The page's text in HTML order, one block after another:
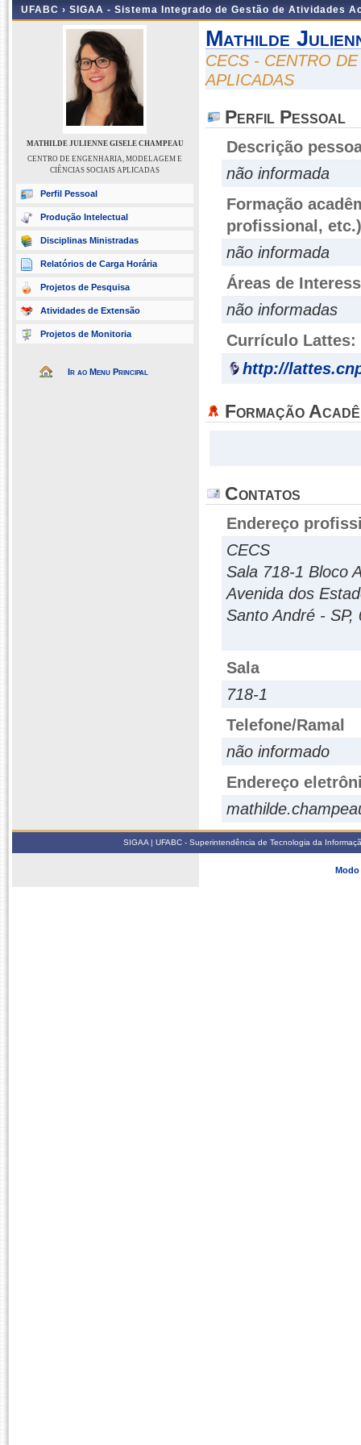
UFABC › SIGAA - Sistema Integrado de Gestão de Atividades
MATHILDE JULIENNE GISELE CHAMPEAU
CENTRO DE ENGENHARIA, MODELAGEM E
CIÊNCIAS SOCIAIS APLICADAS
Perfil Pessoal
Produção Intelectual
Disciplinas Ministradas
Relatórios de Carga Horária
Projetos de Pesquisa
Atividades de Extensão
Projetos de Monitoria
Ir ao Menu Principal
Mathilde
CECS - CENTRO
APLICADAS
Perfil Pessoal
Descrição
não informada
Formação
profissional, etc.)
não informada
Áreas de
não informadas
Currículo Lattes:
http://
Formação
Contatos
Endereço
CECS
Sala 718-1 Bloco
Avenida dos
Santo André - SP,
Sala
718-1
Telefone/Ramal
não informado
Endereço
SIGAA | UFABC - Superintendência de Tecnologia da
Modo